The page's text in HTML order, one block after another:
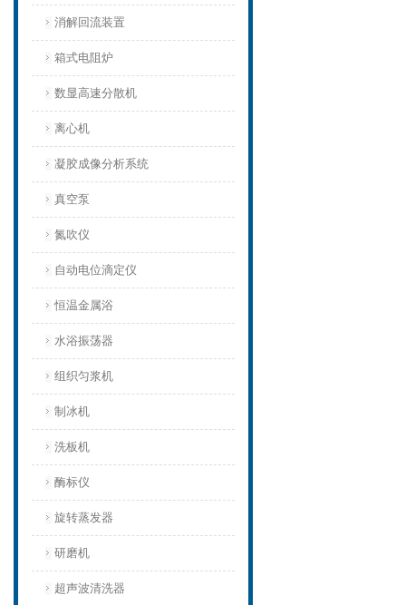
消解回流装置
箱式电阻炉
数显高速分散机
离心机
凝胶成像分析系统
真空泵
氮吹仪
自动电位滴定仪
恒温金属浴
水浴振荡器
组织匀浆机
制冰机
洗板机
酶标仪
旋转蒸发器
研磨机
超声波清洗器